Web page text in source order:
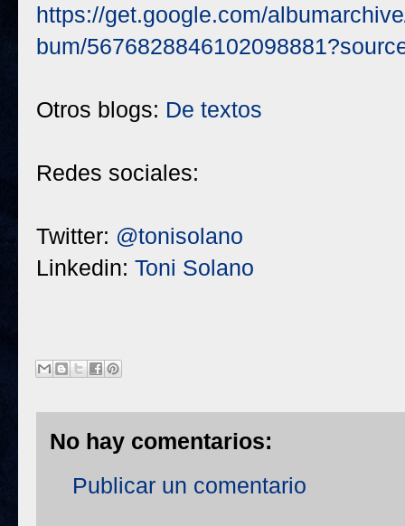
https://get.google.com/
bum/
Otros blogs: De textos
Redes sociales:
Twitter: @tonisolano
Linkedin: Toni Solano
No hay comentarios:
Publicar un comentario